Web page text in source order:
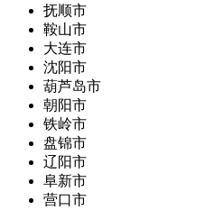
抚顺市
鞍山市
大连市
沈阳市
葫芦岛市
朝阳市
铁岭市
盘锦市
辽阳市
阜新市
营口市